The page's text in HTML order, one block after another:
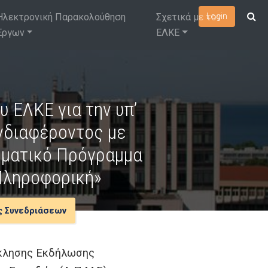
Login
Παρακολούθηση
Σχετικά με τον
ΕΛΚΕ
για την υπ’
με
Πρόγραμμα
Συνεδριάσεων
Εκδήλωσης